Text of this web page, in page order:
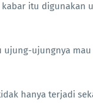
itu digunakan
ujung-ujungnya
hanya terjadi